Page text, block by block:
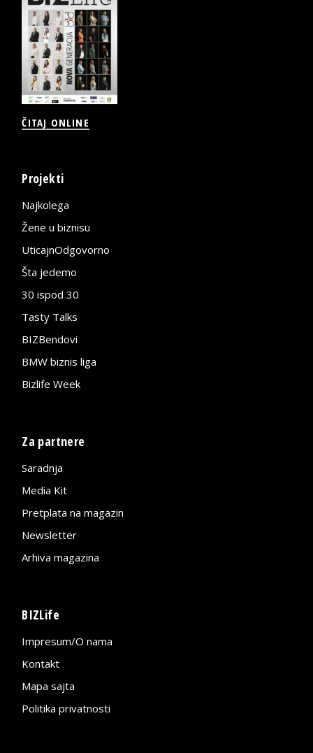
ČITAJ ONLINE
Projekti
Najkolega
Žene u biznisu
UticajnOdgovorno
Šta jedemo
30 ispod 30
Tasty Talks
BIZBendovi
BMW biznis liga
Bizlife Week
Za partnere
Saradnja
Media Kit
Pretplata na magazin
Newsletter
Arhiva magazina
BIZLife
Impresum/O nama
Kontakt
Mapa sajta
Politika privatnosti